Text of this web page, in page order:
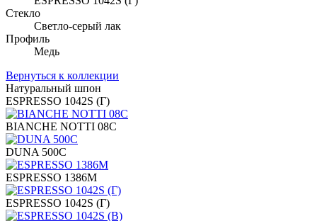
Стекло
Светло-серый лак
Профиль
Медь
Вернуться к коллекции
Натуральный шпон
ESPRESSO 1042S (Г)
BIANCHE NOTTI 08C
DUNA 500C
ESPRESSO 1386M
ESPRESSO 1042S (Г)